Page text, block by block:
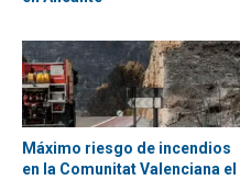
Máximo riesgo de incendios
en la Comunitat Valenciana el